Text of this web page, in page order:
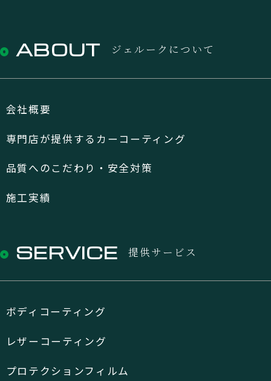
ABOUT ジェルークについて
会社概要
専門店が提供するカーコーティング
品質へのこだわり・安全対策
施工実績
SERVICE 提供サービス
ボディコーティング
レザーコーティング
プロテクションフィルム